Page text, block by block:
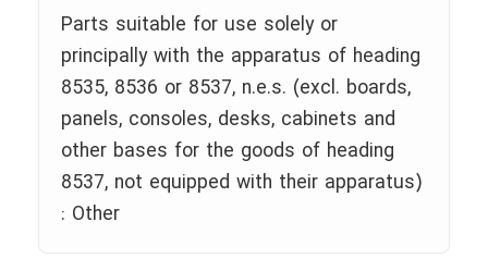
Parts suitable for use solely or
principally with the apparatus of heading
8535, 8536 or 8537, n.e.s. (excl. boards,
panels, consoles, desks, cabinets and
other bases for the goods of heading
8537, not equipped with their apparatus)
: Other